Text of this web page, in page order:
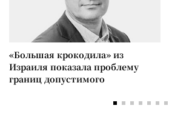
«Большая крокодила» из
Израиля показала проблему
границ допустимого